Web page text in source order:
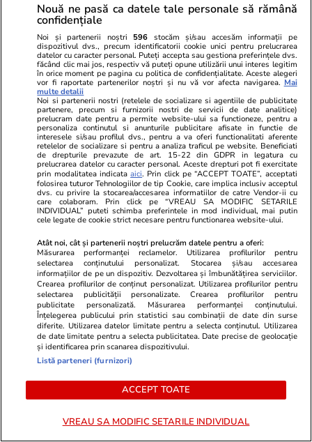
finanțare de la stat prin Exim
Banca Românească. Legea a
fost promulgată
Știri România 05 aug.
Scufundarea celor patru barje în
Dunăre pentru creșterea
debitului apei spre Centrala de
la Cernavodă, amânată pentru
Exclusiv
Știri România 05 aug.
Iarina Taban, fondatoarea
Ajungem Mari, cel mai
important program educațional
dedicat copiilor instituționalizați
din România: „Voluntarii noștri
spectaculos, ci prin faptul că
Nouă ne pasă ca datele tale personale să rămână
confidențiale
Noi și partenerii noștri 596 stocăm și/sau accesăm informații pe
dispozitivul dvs., precum identificatorii cookie unici pentru prelucrarea
datelor cu caracter personal. Puteți accepta sau gestiona preferințele dvs.
făcând clic mai jos, respectiv vă puteți opune utilizării unui interes legitim
în orice moment pe pagina cu politica de confidențialitate. Aceste alegeri
vor fi raportate partenerilor noștri și nu vă vor afecta navigarea. Mai
multe detalii
Noi si partenerii nostri (retelele de socializare si agentiile de publicitate
partenere, precum si furnizorii nostri de servicii de date analitice)
prelucram date pentru a permite website-ului sa functioneze, pentru a
personaliza continutul si anunturile publicitare afisate in functie de
interesele si/sau profilul dvs., pentru a va oferi functionalitati aferente
retelelor de socializare si pentru a analiza traficul pe website. Beneficiati
de drepturile prevazute de art. 15-22 din GDPR in legatura cu
prelucrarea datelor cu caracter personal. Aceste drepturi pot fi exercitate
prin modalitatea indicataaici. Prin click pe “ACCEPT TOATE”, acceptati
folosirea tuturor Tehnologiilor de tip Cookie, care implica inclusiv acceptul
dvs. cu privire la stocarea/accesarea informatiilor de catre Vendor-ii cu
care colaboram. Prin click pe “VREAU SA MODIFIC SETARILE
INDIVIDUAL” puteti schimba preferintele in mod individual, mai putin
cele legate de cookie strict necesare pentru functionarea website-ului.
Atât noi, cât și partenerii noștri prelucrăm datele pentru a oferi:
Măsurarea performanței reclamelor. Utilizarea profilurilor pentru
selectarea conținutului personalizat. Stocarea și/sau accesarea
informațiilor de pe un dispozitiv. Dezvoltarea și îmbunătățirea serviciilor.
Crearea profilurilor de conținut personalizat. Utilizarea profilurilor pentru
selectarea publicității personalizate. Crearea profilurilor pentru
publicitate personalizată. Măsurarea performanței conținutului.
Înțelegerea publicului prin statistici sau combinații de date din surse
diferite. Utilizarea datelor limitate pentru a selecta conținutul. Utilizarea
de date limitate pentru a selecta publicitatea. Date precise de geolocație
și identificarea prin scanarea dispozitivului.
Listă parteneri (furnizori)
ACCEPT TOATE
VREAU SA MODIFIC SETARILE INDIVIDUAL